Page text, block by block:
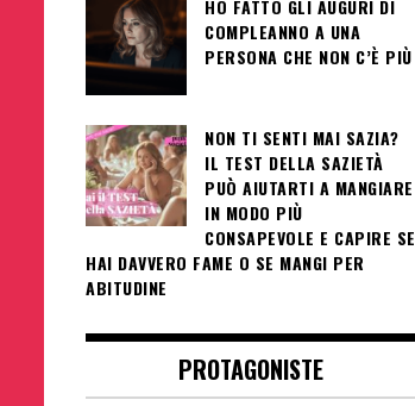
HO FATTO GLI AUGURI DI
COMPLEANNO A UNA
PERSONA CHE NON C’È PIÙ
NON TI SENTI MAI SAZIA?
IL TEST DELLA SAZIETÀ
PUÒ AIUTARTI A MANGIARE
IN MODO PIÙ
CONSAPEVOLE E CAPIRE SE
HAI DAVVERO FAME O SE MANGI PER
ABITUDINE
PROTAGONISTE